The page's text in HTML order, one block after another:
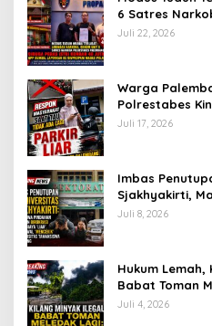
6 Satres
Diduga Peras
Juli 22, 2026
Warga
Polrestabes
Gratis
Juli 17, 2026
Imbas
Sjakhyakirti,
Birokrasi
Juli 8, 2026
Hukum
Babat Toman
Penertiban
Juli 4, 2026